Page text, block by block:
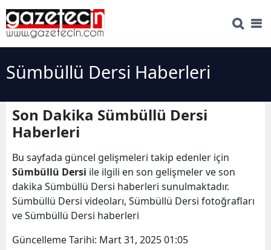
Sümbüllü Dersi Haberleri
Son Dakika Sümbüllü Dersi
Haberleri
Bu sayfada güncel gelişmeleri takip edenler için
Sümbüllü Dersi ile ilgili en son gelişmeler ve son
dakika Sümbüllü Dersi haberleri sunulmaktadır.
Sümbüllü Dersi videoları, Sümbüllü Dersi fotoğrafları
ve Sümbüllü Dersi haberleri
Güncelleme Tarihi: Mart 31, 2025 01:05